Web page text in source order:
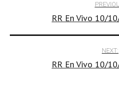
navigation
RR En Vivo 10/
NEXT:
RR En Vivo 10/